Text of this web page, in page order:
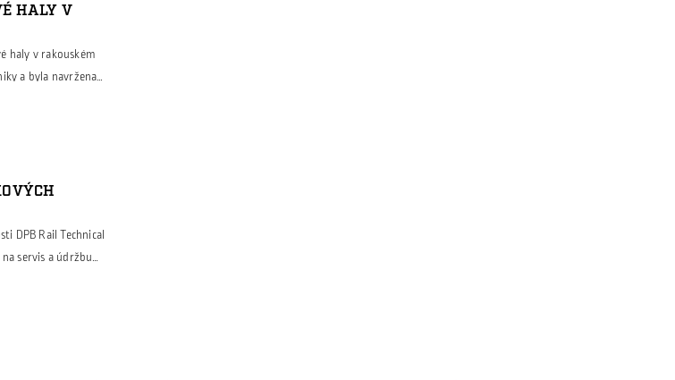
HALY V
haly v rakouském
a byla navržena
životnost.
DPB Rail Technical
servis a údržbu
pláště